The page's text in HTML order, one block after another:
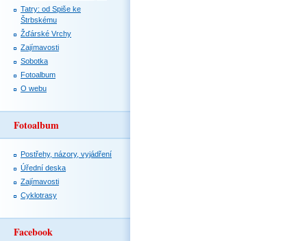
Tatry: od Spiše ke
Štrbskému
Žďárské Vrchy
Zajímavosti
Sobotka
Fotoalbum
O webu
Fotoalbum
Postřehy, názory, vyjádření
Úřední deska
Zajímavosti
Cyklotrasy
Facebook